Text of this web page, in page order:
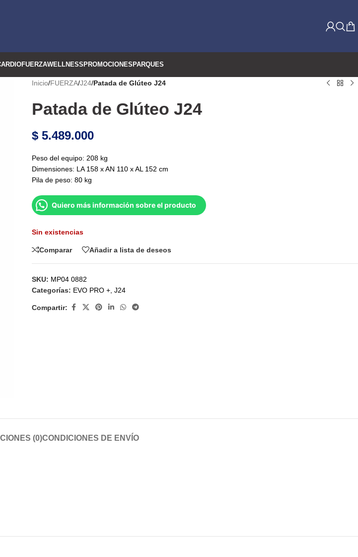
FUERZAWELLNESS PROMOCIONES PARQUES
Inicio/FUERZA/J24/Patada de Glúteo J24
Patada de Glúteo J24
$ 5.489.000
Peso del equipo: 208 kg
Dimensiones: LA 158 x AN 110 x AL 152 cm
Pila de peso: 80 kg
Quiero más información sobre el producto
Sin existencias
Comparar Añadir a lista de deseos
SKU: MP04 0882
Categorías: EVO PRO + J24
Compartir:
(0)CONDICIONES DE ENVÍO